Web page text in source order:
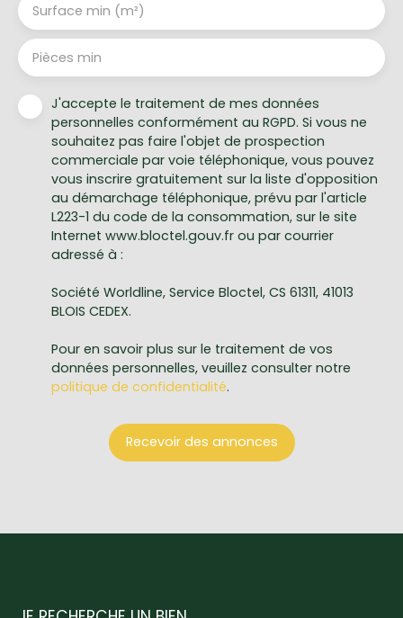
Surface min (m²)
Pièces min
J'accepte le traitement de mes données
personnelles conformément au RGPD. Si vous ne
souhaitez pas faire l'objet de prospection
commerciale par voie téléphonique, vous pouvez
vous inscrire gratuitement sur la liste d'opposition
au démarchage téléphonique, prévu par l'article
L223-1 du code de la consommation, sur le site
Internet www.bloctel.gouv.fr ou par courrier
adressé à :
Société Worldline, Service Bloctel, CS 61311, 41013
BLOIS CEDEX.
Pour en savoir plus sur le traitement de vos
données personnelles, veuillez consulter notre
politique de confidentialité.
Recevoir des annonces